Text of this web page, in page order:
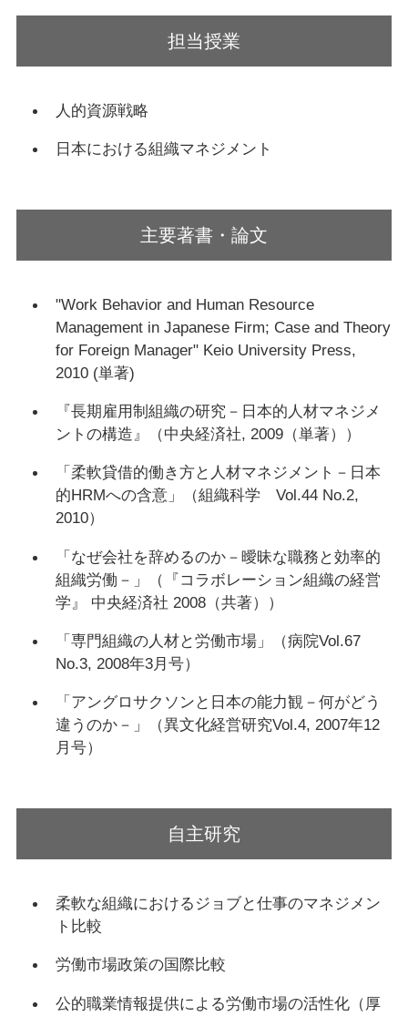
担当授業
人的資源戦略
日本における組織マネジメント
主要著書・論文
"Work Behavior and Human Resource
Management in Japanese Firm; Case and Theory
for Foreign Manager" Keio University Press,
2010 (単著)
『長期雇用制組織の研究－日本的人材マネジメ
ントの構造』（中央経済社, 2009（単著））
「柔軟貸借的働き方と人材マネジメント－日本
的HRMへの含意」（組織科学 Vol.44 No.2,
2010）
「なぜ会社を辞めるのか－曖昧な職務と効率的
組織労働－」（『コラボレーション組織の経営
学』 中央経済社 2008（共著））
「専門組織の人材と労働市場」（病院Vol.67
No.3, 2008年3月号）
「アングロサクソンと日本の能力観－何がどう
違うのか－」（異文化経営研究Vol.4, 2007年12
月号）
自主研究
柔軟な組織におけるジョブと仕事のマネジメン
ト比較
労働市場政策の国際比較
公的職業情報提供による労働市場の活性化（厚